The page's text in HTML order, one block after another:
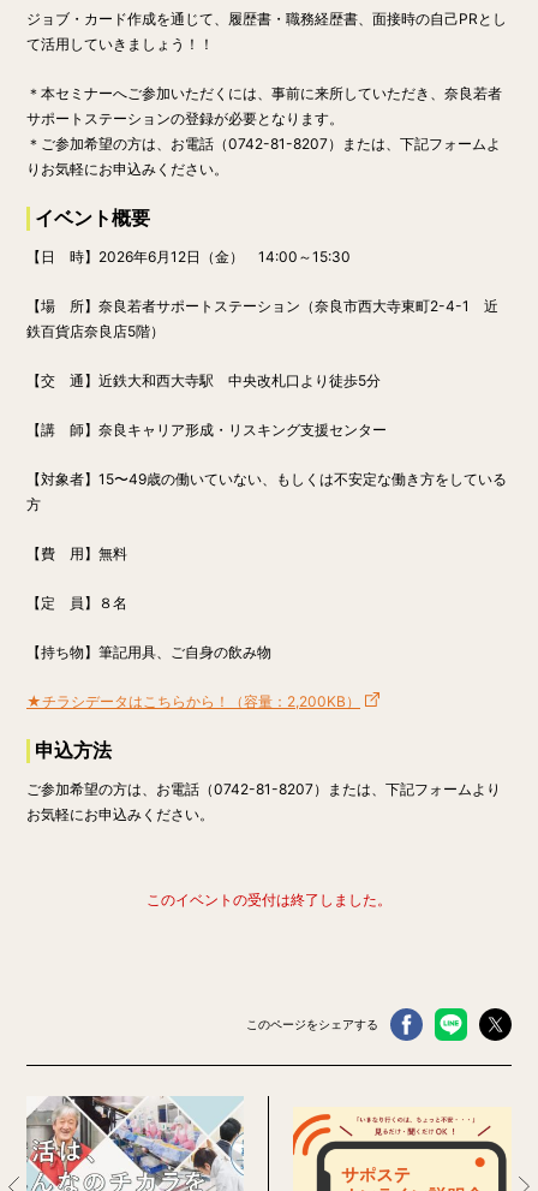
ジョブ・カード作成を通じて、履歴書・職務経歴書、面接時の自己PRとし
て活用していきましょう！！
＊本セミナーへご参加いただくには、事前に来所していただき、奈良若者
サポートステーションの登録が必要となります。
＊ ご参加希望の方は、お電話（0742-81-8207）または、下記フォームよ
りお気軽にお申込みください。
イベント概要
【日 時】 2026年6月12日（金） 14:00～15:30
【場 所】奈良若者サポートステーション（奈良市西大寺東町2-4-1 近
鉄百貨店奈良店5階）
【交 通】近鉄大和西大寺駅 中央改札口より徒歩5分
【講 師】奈良キャリア形成・リスキング支援センター
【対象者】 15〜49歳の働いていない、もしくは不安定な働き方をしている
方
【費 用】無料
【定 員】８名
【持ち物】 筆記用具、ご自身の飲み物
★チラシデータはこちらから！（容量：2,200KB）
申込方法
ご参加希望の方は、お電話（0742-81-8207）または、下記フォームより
お気軽にお申込みください。
このイベントの受付は終了しました。
このページをシェアする